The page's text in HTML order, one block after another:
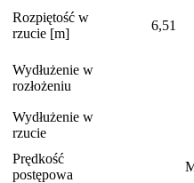
Rozpiętość w
rzucie [m]
6,51
Wydłużenie w
rozłożeniu
Wydłużenie w
rzucie
Prędkość
postępowa